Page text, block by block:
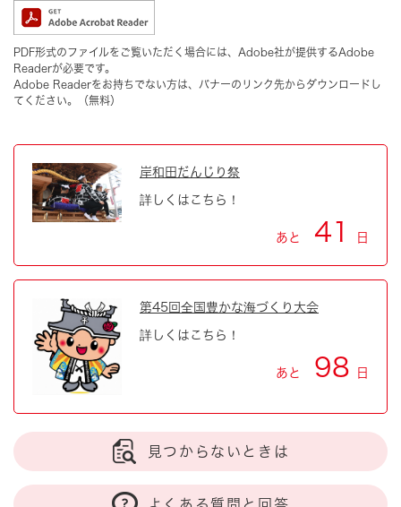
PDF形式のファイルをご覧いただく場合には、Adobe社が提供するAdobe
Readerが必要です。
Adobe Readerをお持ちでない方は、バナーのリンク先からダウンロードし
てください。（無料）
岸和田だんじり祭
詳しくはこちら！
あと 41 日
第45回全国豊かな海づくり大会
詳しくはこちら！
あと 98 日
見つからないときは